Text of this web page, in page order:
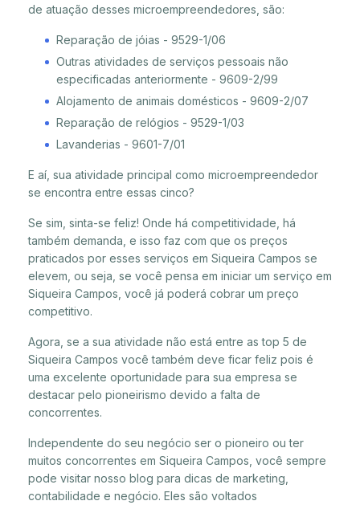
de atuação desses microempreendedores, são:
Reparação de jóias - 9529-1/06
Outras atividades de serviços pessoais não
especificadas anteriormente - 9609-2/99
Alojamento de animais domésticos - 9609-2/07
Reparação de relógios - 9529-1/03
Lavanderias - 9601-7/01
E aí, sua atividade principal como microempreendedor
se encontra entre essas cinco?
Se sim, sinta-se feliz! Onde há competitividade, há
também demanda, e isso faz com que os preços
praticados por esses serviços em Siqueira Campos se
elevem, ou seja, se você pensa em iniciar um serviço em
Siqueira Campos, você já poderá cobrar um preço
competitivo.
Agora, se a sua atividade não está entre as top 5 de
Siqueira Campos você também deve ficar feliz pois é
uma excelente oportunidade para sua empresa se
destacar pelo pioneirismo devido a falta de
concorrentes.
Independente do seu negócio ser o pioneiro ou ter
muitos concorrentes em Siqueira Campos, você sempre
pode visitar nosso blog para dicas de marketing,
contabilidade e negócio. Eles são voltados